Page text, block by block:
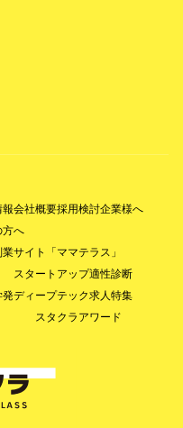
報会社概要採用検討企業様へ
方へ
サイト「ママテラス」
スタートアップ適性診断
発ディープテック求人特集
スタクラアワード